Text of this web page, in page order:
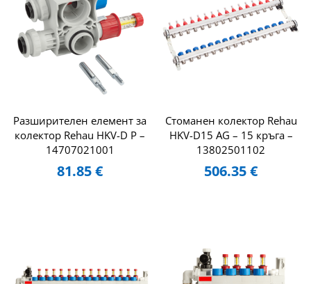
Разширителен елемент за
колектор Rehau HKV-D P –
14707021001
81.85€
Стоманен колектор Rehau
HKV-D15 AG – 15 кръга –
13802501102
506.35€